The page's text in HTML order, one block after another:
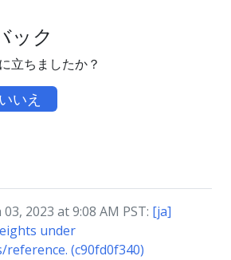
ック
立ちましたか？
いいえ
2023 at 9:08 AM PST: [ja]
under
(c90fd0f340)